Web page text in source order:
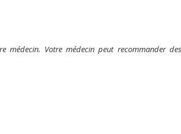
Votre médecin peut recommander des